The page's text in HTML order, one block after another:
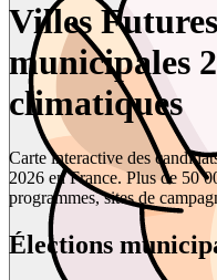
Villes
municipales
climatiques
Carte interactive des
2026 en France. Plus de 50
programmes, sites de
Élections